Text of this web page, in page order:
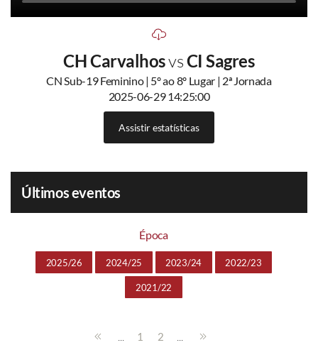
CH CarvalhosvsCI Sagres
CN Sub-19 Feminino | 5º ao 8º Lugar | 2ª Jornada
2025-06-29 14:25:00
Assistir estatísticas
Últimos eventos
Época
2025/26 2024/25 2023/24 2022/23
2021/22
... 1 2 ...